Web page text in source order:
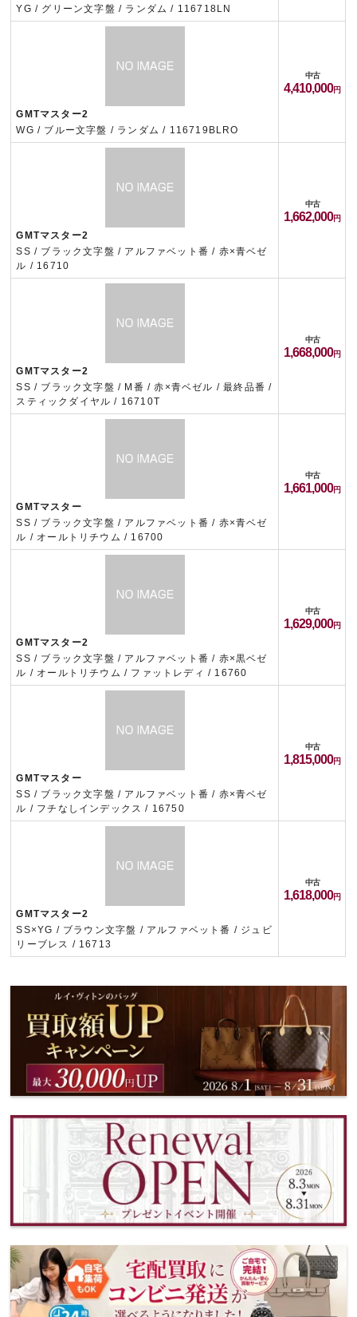
YG / グリーン文字盤 / ランダム / 116718LN
GMTマスター2
WG / ブルー文字盤 / ランダム / 116719BLRO
中古
4,410,000
GMTマスター2
SS / ブラック文字盤 / アルファベット番 / 赤×青ベゼ
ル / 16710
中古
1,662,000
GMTマスター2
SS / ブラック文字盤 / M番 / 赤×青ベゼル / 最終品番 /
スティックダイヤル / 16710T
中古
1,668,000
GMTマスター
SS / ブラック文字盤 / アルファベット番 / 赤×青ベゼ
ル / オールトリチウム / 16700
中古
1,661,000
GMTマスター2
SS / ブラック文字盤 / アルファベット番 / 赤×黒ベゼ
ル / オールトリチウム / ファットレディ / 16760
中古
1,629,000
GMTマスター
SS / ブラック文字盤 / アルファベット番 / 赤×青ベゼ
ル / フチなしインデックス / 16750
中古
1,815,000
GMTマスター2
SS×YG / ブラウン文字盤 / アルファベット番 / ジュビ
リーブレス / 16713
中古
1,618,000